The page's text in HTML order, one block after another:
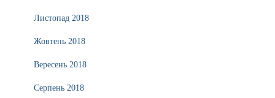
Листопад 2018
Жовтень 2018
Вересень 2018
Серпень 2018